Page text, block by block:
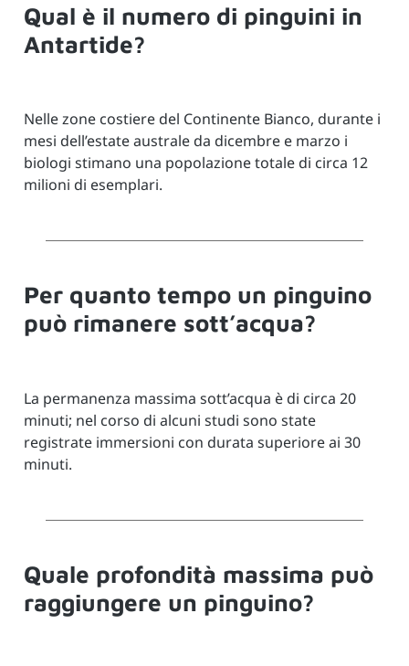
Qual è il numero di pinguini in
Antartide?
Nelle zone costiere del Continente Bianco, durante i
mesi dell’estate australe da dicembre e marzo i
biologi stimano una popolazione totale di circa 12
milioni di esemplari.
Per quanto tempo un pinguino
può rimanere sott’acqua?
La permanenza massima sott’acqua è di circa 20
minuti; nel corso di alcuni studi sono state
registrate immersioni con durata superiore ai 30
minuti.
Quale profondità massima può
raggiungere un pinguino?